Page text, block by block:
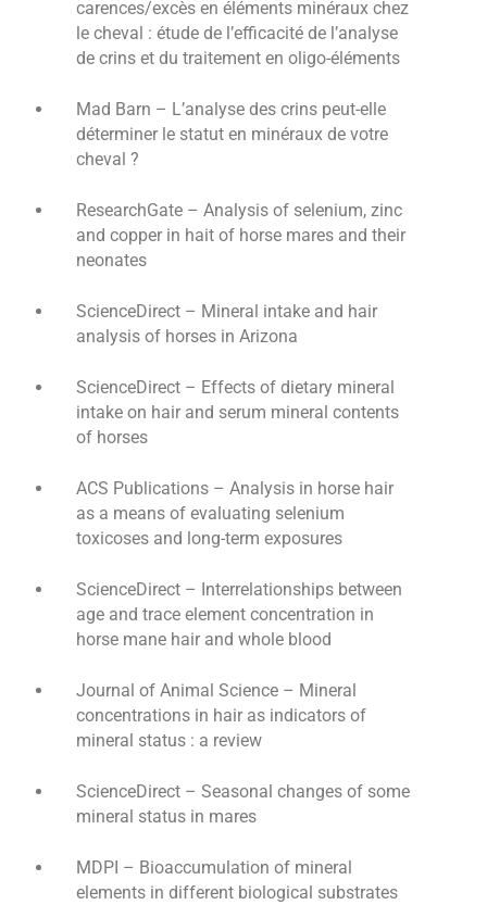
carences/excès en éléments minéraux chez
le cheval : étude de l’efficacité de l’analyse
de crins et du traitement en oligo-éléments
Mad Barn – L’analyse des crins peut-elle
déterminer le statut en minéraux de votre
cheval ?
ResearchGate – Analysis of selenium, zinc
and copper in hait of horse mares and their
neonates
ScienceDirect – Mineral intake and hair
analysis of horses in Arizona
ScienceDirect – Effects of dietary mineral
intake on hair and serum mineral contents
of horses
ACS Publications – Analysis in horse hair
as a means of evaluating selenium
toxicoses and long-term exposures
ScienceDirect – Interrelationships between
age and trace element concentration in
horse mane hair and whole blood
Journal of Animal Science – Mineral
concentrations in hair as indicators of
mineral status : a review
ScienceDirect – Seasonal changes of some
mineral status in mares
MDPI – Bioaccumulation of mineral
elements in different biological substrates